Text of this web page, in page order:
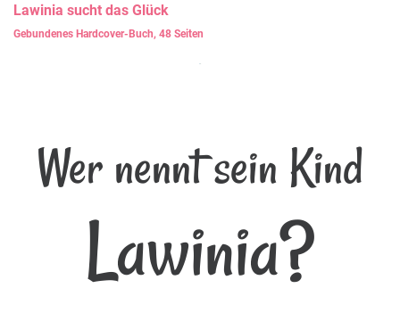
Lawinia sucht das Glück
Gebundenes Hardcover-Buch, 48 Seiten
Wer nennt sein Kind
Lawinia?